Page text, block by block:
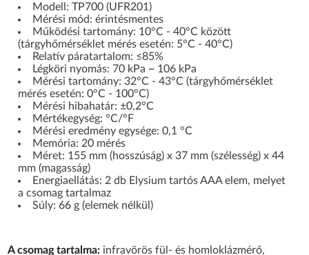
Modell: TP700 (UFR201)
Mérési mód: érintésmentes
Működési tartomány: 10°C - 40°C között
(tárgyhőmérséklet mérés esetén: 5°C - 40°C)
Relatív páratartalom: ≤85%
Légköri nyomás: 70 kPa ~ 106 kPa
Mérési tartomány: 32°C - 43°C (tárgyhőmérséklet
mérés esetén: 0°C - 100°C)
Mérési hibahatár: ±0,2°C
Mértékegység: °C/°F
Mérési eredmény egysége: 0,1 °C
Memória: 20 mérés
Méret: 155 mm (hosszúság) x 37 mm (szélesség) x 44
mm (magasság)
Energiaellátás: 2 db Elysium tartós AAA elem, melyet
a csomag tartalmaz
Súly: 66 g (elemek nélkül)
A csomag tartalma: infravörös fül- és homloklázmérő,